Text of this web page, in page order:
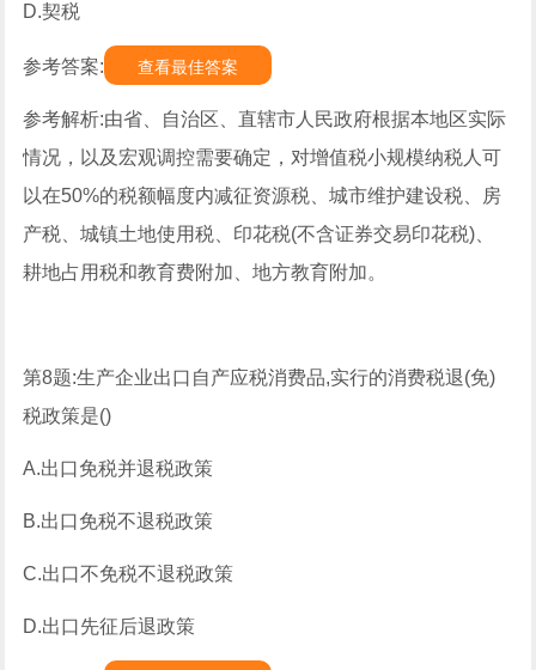
D.契税
参考答案: 查看最佳答案
参考解析:由省、自治区、直辖市人民政府根据本地区实际
情况，以及宏观调控需要确定，对增值税小规模纳税人可
以在50%的税额幅度内减征资源税、城市维护建设税、房
产税、城镇土地使用税、印花税(不含证券交易印花税)、
耕地占用税和教育费附加、地方教育附加。
第8题:生产企业出口自产应税消费品,实行的消费税退(免)
税政策是()
A.出口免税并退税政策
B.出口免税不退税政策
C.出口不免税不退税政策
D.出口先征后退政策